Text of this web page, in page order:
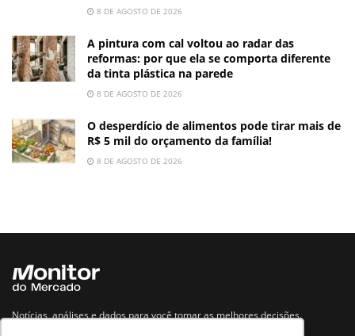
8 DE AGOSTO DE 2026
A pintura com cal voltou ao radar das
reformas: por que ela se comporta diferente
da tinta plástica na parede
8 DE AGOSTO DE 2026
O desperdício de alimentos pode tirar mais de
R$ 5 mil do orçamento da família!
8 DE AGOSTO DE 2026
Notícias, análises e dados para você tomar as melhores decisões.